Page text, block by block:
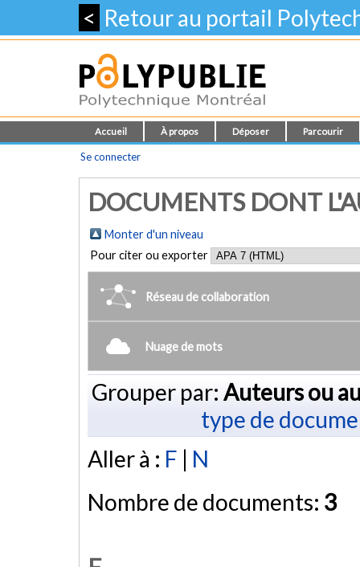
< Retour au portail
Accueil À propos Déposer Parcourir
Se connecter
DOCUMENTS DONT
Monter d'un niveau
Pour citer ou exporter
Réseau de collaboration
Nuage de mots
Grouper par: Auteurs ou
type de
Aller à : F | N
Nombre de documents: 3